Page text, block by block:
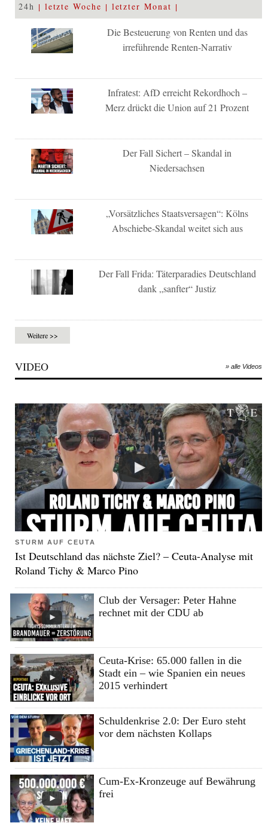
24h letzte Woche letzter Monat
Die Besteuerung von Renten und das
irreführende Renten-Narrativ
Infratest: AfD erreicht Rekordhoch –
Merz drückt die Union auf 21 Prozent
Der Fall Sichert – Skandal in
Niedersachsen
„Vorsätzliches Staatsversagen“: Kölns
Abschiebe-Skandal weitet sich aus
Der Fall Frida: Täterparadies Deutschland
dank „sanfter“ Justiz
Weitere >>
VIDEO » alle Videos
STURM AUF CEUTA
Ist Deutschland das nächste Ziel? – Ceuta-Analyse mit
Roland Tichy & Marco Pino
Club der Versager: Peter Hahne
rechnet mit der CDU ab
Ceuta-Krise: 65.000 fallen in die
Stadt ein – wie Spanien ein neues
2015 verhindert
Schuldenkrise 2.0: Der Euro steht
vor dem nächsten Kollaps
Cum-Ex-Kronzeuge auf Bewährung
frei